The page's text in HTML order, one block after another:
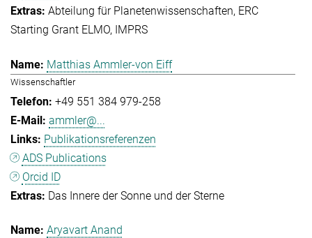
Abteilung für Planetenwissenschaften ERC
Starting Grant ELMO
IMPRS
Matthias Ammler-von Eiff
Wissenschaftler
+49 551 384 979-258
ammler@...
Publikationsreferenzen
ADS Publications
Orcid ID
Das Innere der Sonne und der Sterne
Aryavart Anand